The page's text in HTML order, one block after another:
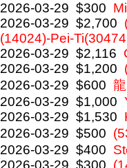
2026-03-29 $300
2026-03-29 $2,700
(14024)-Pei-
2026-03-29 $2,116
2026-03-29 $1,200
2026-03-29 $600 龍
2026-03-29 $1,000
2026-03-29 $1,530
2026-03-29 $500
2026-03-29 $400